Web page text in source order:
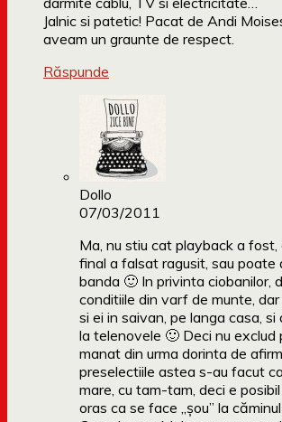
Jalnic si patetic! Pacat de Andi
aveam un graunte de respect.
Răspunde
Dollo
07/03/2011
Ma, nu stiu cat playback a
final a falsat ragusit, sau
banda 🙂 In privinta ciobanilor,
conditiile din varf de munte,
si ei in saivan, pe langa casa, si
la telenovele 🙂 Deci nu
manat din urma dorinta de
preselectiile astea s-au facut
mare, cu tam-tam, deci e
oras ca se face „șou” la